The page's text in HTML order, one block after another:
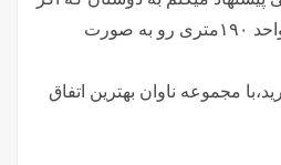
تصمیم به خرید دارند این واحد ۱۹۰متری رو به صورت
مجموعه ناوان بهترین اتفاق